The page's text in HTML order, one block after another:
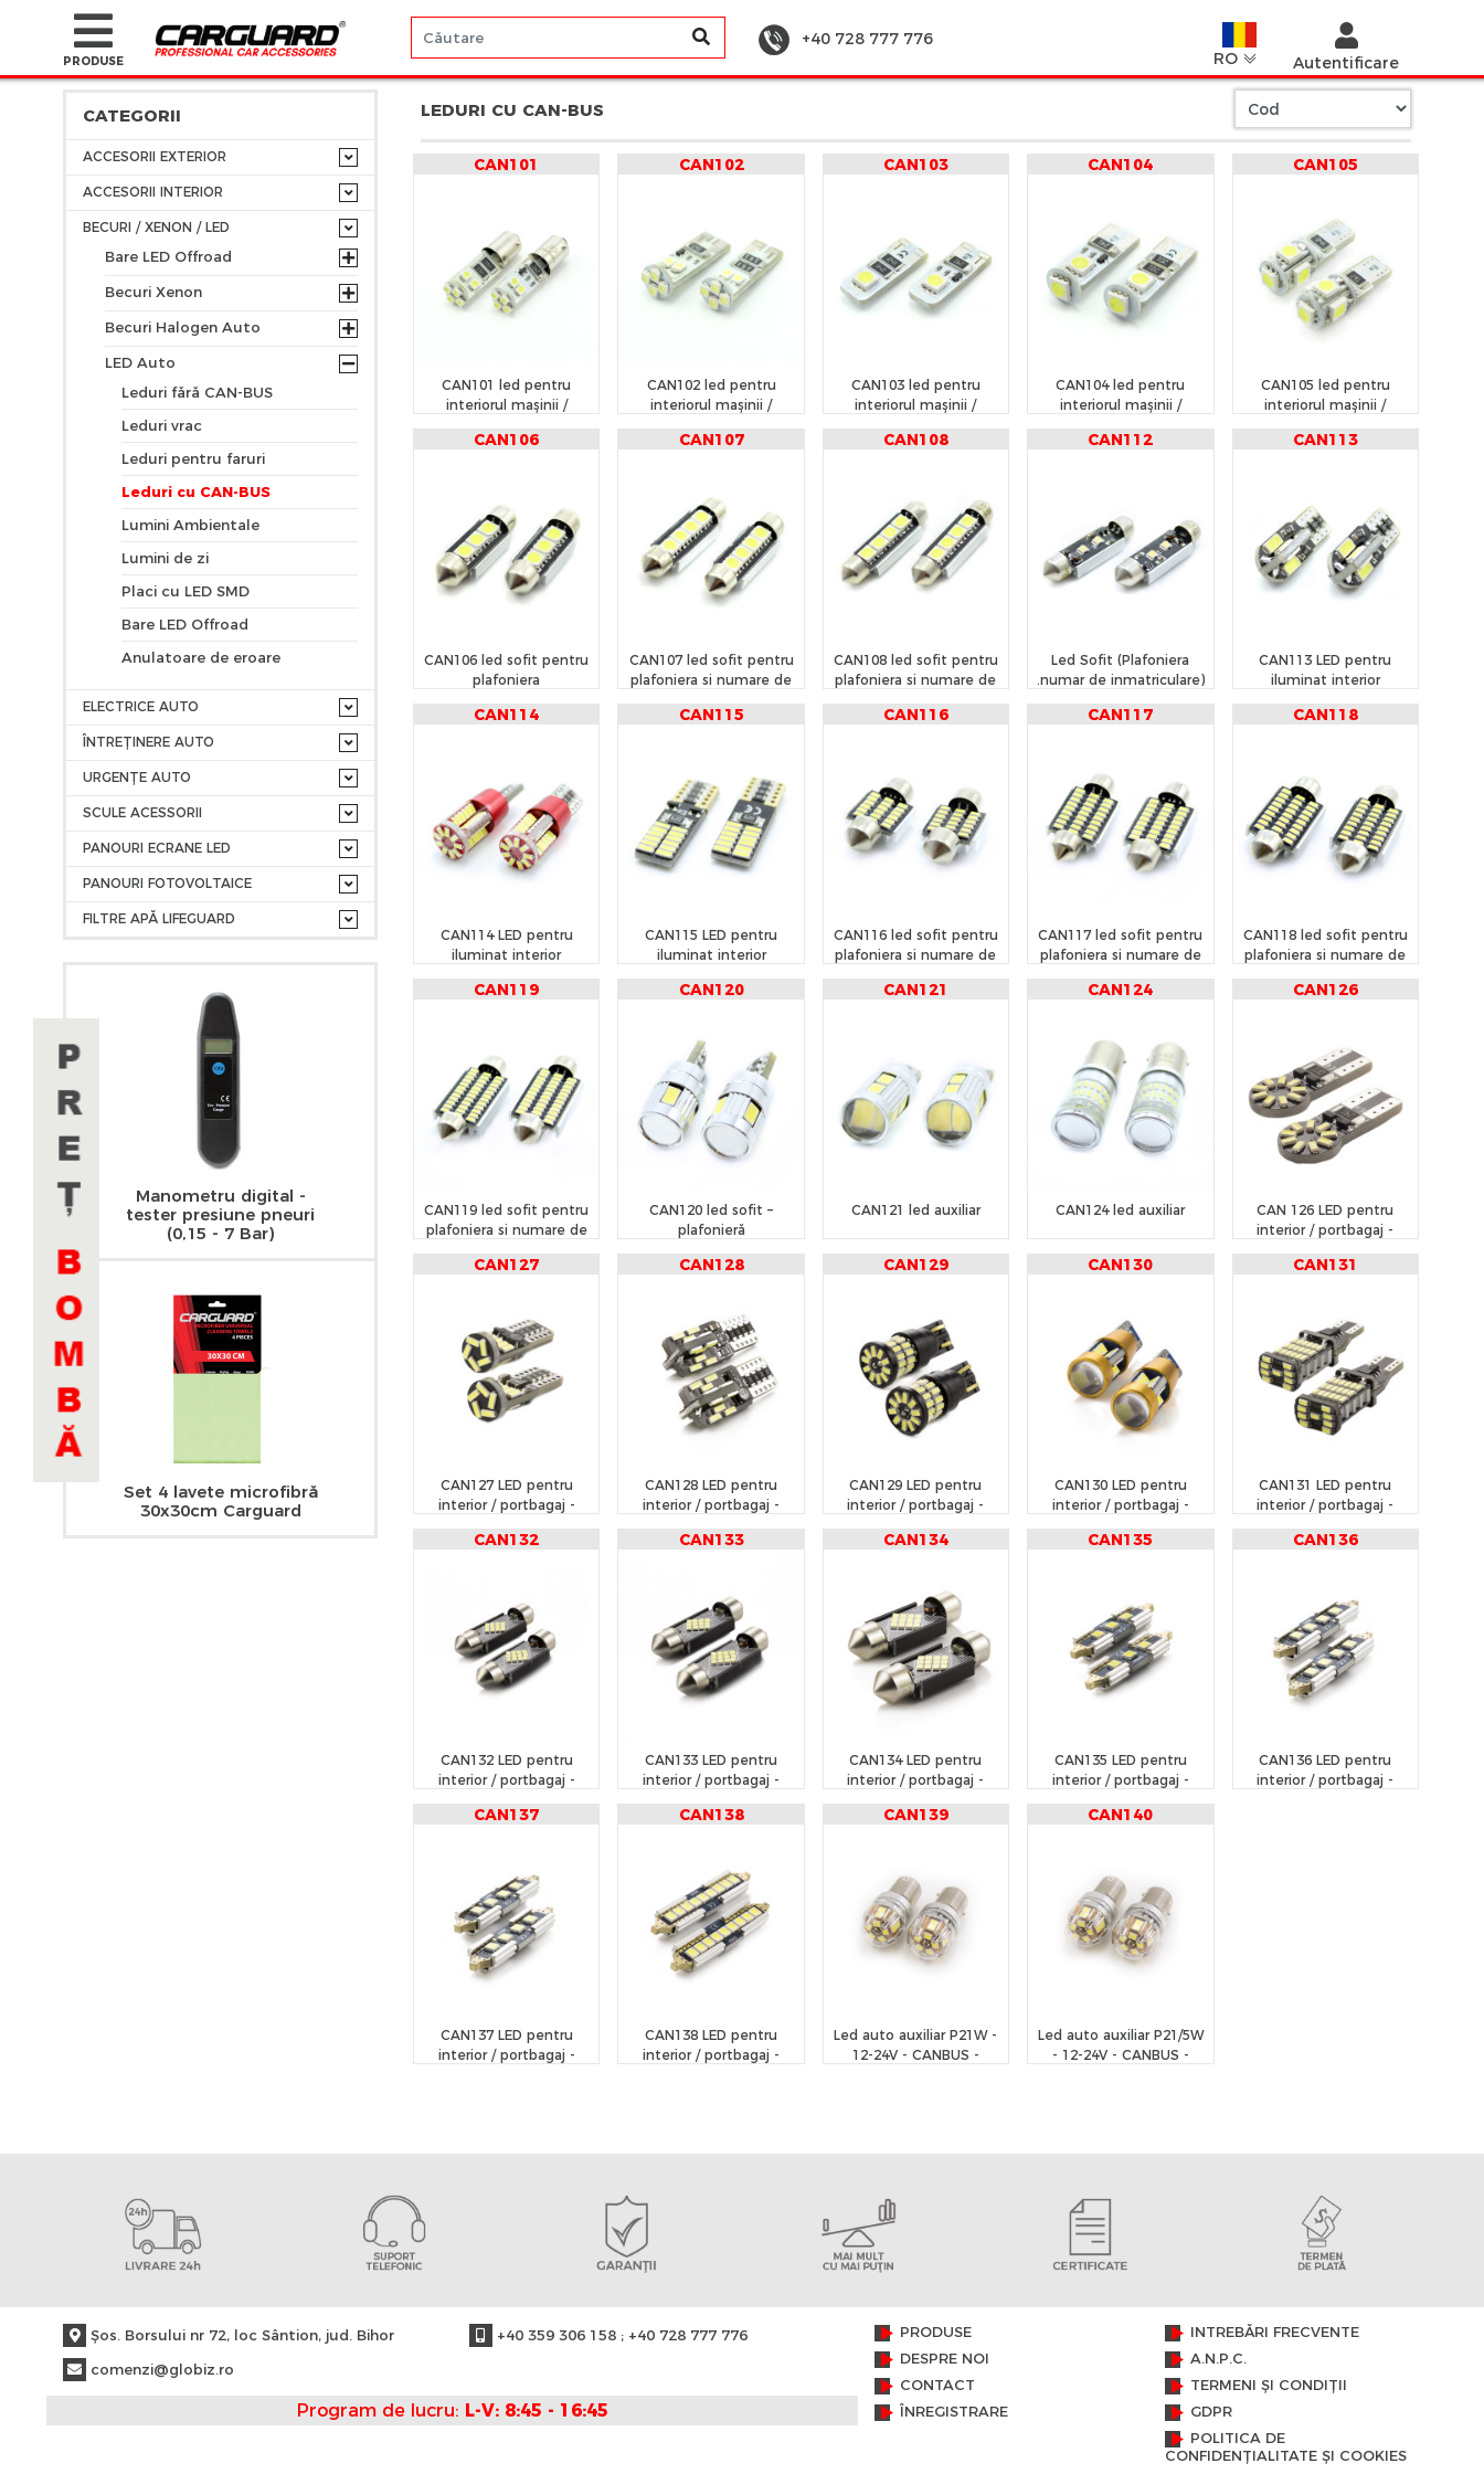
PRODUSE
+40 728 777 776
Autentificare
RO
CATEGORII
ACCESORII EXTERIOR
ACCESORII INTERIOR
BECURI / XENON / LED
Bare LED Offroad
Becuri Xenon
Becuri Halogen Auto
LED Auto
Leduri fără CAN-BUS
Leduri vrac
Leduri pentru faruri
Leduri cu CAN-BUS
Lumini Ambientale
Lumini de zi
Placi cu LED SMD
Bare LED Offroad
Anulatoare de eroare
ELECTRICE AUTO
ÎNTREȚINERE AUTO
URGENȚE AUTO
SCULE ACESSORII
PANOURI ECRANE LED
PANOURI FOTOVOLTAICE
FILTRE APĂ LIFEGUARD
Manometru digital -
tester presiune pneuri
(0,15 - 7 Bar)
Set 4 lavete microfibră
30x30cm Carguard
LEDURI CU CAN-BUS
CAN101
CAN101 led pentru
interiorul mașinii /
portbagaj
CAN102
CAN102 led pentru
interiorul mașinii /
portbagaj
CAN103
CAN103 led pentru
interiorul mașinii /
portbagaj
CAN104
CAN104 led pentru
interiorul mașinii /
portbagaj
CAN105
CAN105 led pentru
interiorul mașinii /
portbagaj
CAN106
CAN106 led sofit pentru
plafoniera
CAN107
CAN107 led sofit pentru
plafoniera si numare de
inmatriculare
CAN108
CAN108 led sofit pentru
plafoniera si numare de
inmatriculare
CAN112
Led Sofit (Plafoniera
.numar de inmatriculare)
Cree Chip CAN112
CAN113
CAN113 LED pentru
iluminat interior
/portbagaj
CAN114
CAN114 LED pentru
iluminat interior
/portbagaj
CAN115
CAN115 LED pentru
iluminat interior
/portbagaj
CAN116
CAN116 led sofit pentru
plafoniera si numare de
inmatriculare
CAN117
CAN117 led sofit pentru
plafoniera si numare de
inmatriculare
CAN118
CAN118 led sofit pentru
plafoniera si numare de
inmatriculare
CAN119
CAN119 led sofit pentru
plafoniera si numare de
inmatriculare
CAN120
CAN120 led sofit –
plafonieră
CAN121
CAN121 led auxiliar
CAN124
CAN124 led auxiliar
CAN126
CAN 126 LED pentru
interior / portbagaj -
CARGUARD
CAN127
CAN127 LED pentru
interior / portbagaj -
CARGUARD
CAN128
CAN128 LED pentru
interior / portbagaj -
CARGUARD
CAN129
CAN129 LED pentru
interior / portbagaj -
CARGUARD
CAN130
CAN130 LED pentru
interior / portbagaj -
CARGUARD
CAN131
CAN131 LED pentru
interior / portbagaj -
CARGUARD
CAN132
CAN132 LED pentru
interior / portbagaj -
CARGUARD
CAN133
CAN133 LED pentru
interior / portbagaj -
CARGUARD
CAN134
CAN134 LED pentru
interior / portbagaj -
CARGUARD
CAN135
CAN135 LED pentru
interior / portbagaj -
CARGUARD
CAN136
CAN136 LED pentru
interior / portbagaj -
CAN137
CAN137 LED pentru
interior / portbagaj -
CAN138
CAN138 LED pentru
interior / portbagaj -
CAN139
Led auto auxiliar P21W -
12-24V - CANBUS -
CAN140
Led auto auxiliar P21/5W
- 12-24V - CANBUS -
Şos. Borsului nr 72, loc Sântion, jud. Bihor
comenzi@globiz.ro
+40 359 306 158 ; +40 728 777 776
Program de lucru: L-V: 8:45 - 16:45
PRODUSE
DESPRE NOI
CONTACT
ÎNREGISTRARE
INTREBĂRI FRECVENTE
A.N.P.C.
TERMENI ȘI CONDIȚII
GDPR
POLITICA DE
CONFIDENȚIALITATE ȘI COOKIES